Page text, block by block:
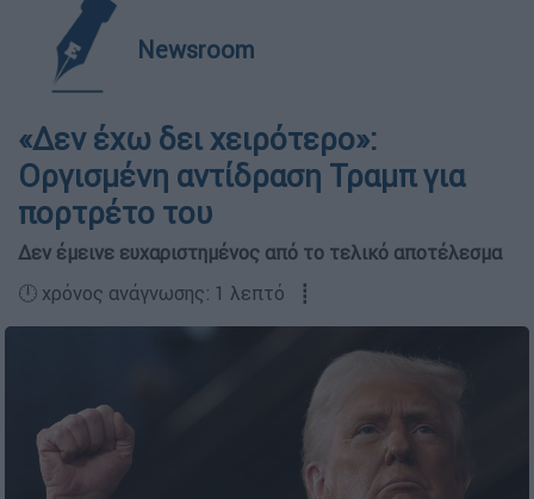
Newsroom
«Δεν έχω δει χειρότερο»:
Οργισμένη αντίδραση Τραμπ για
πορτρέτο του
Δεν έμεινε ευχαριστημένος από το τελικό αποτέλεσμα
🕛 χρόνος ανάγνωσης: 1 λεπτό ┋